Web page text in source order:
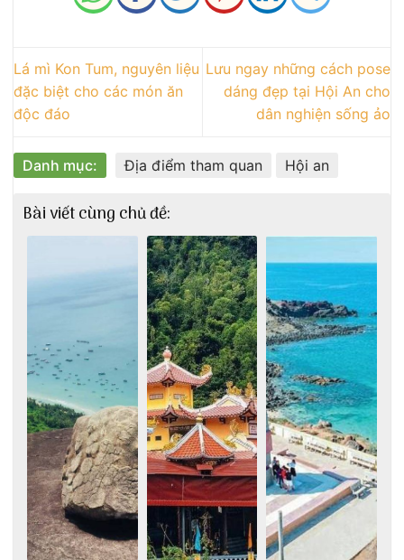
Lá mì Kon Tum, nguyên liệu
đặc biệt cho các món ăn
độc đáo
Lưu ngay những cách pose
dáng đẹp tại Hội An cho
dân nghiện sống ảo
Danh mục: Địa điểm tham quan Hội an
Bài viết cùng chủ đề: